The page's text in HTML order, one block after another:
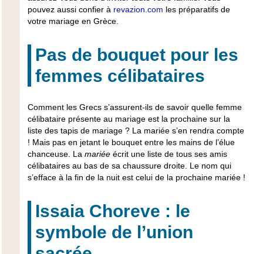
pouvez aussi confier à revazion.com les préparatifs de
votre mariage en Grèce.
Pas de bouquet pour les
femmes célibataires
Comment les Grecs s’assurent-ils de savoir quelle femme
célibataire présente au mariage est la prochaine sur la
liste des tapis de mariage ? La mariée s’en rendra compte
! Mais pas en jetant le bouquet entre les mains de l’élue
chanceuse. La mariéeécrit une liste de tous ses amis
célibataires au bas de sa chaussure droite. Le nom qui
s’efface à la fin de la nuit est celui de la prochaine mariée!
Issaia Choreve : le
symbole de l’union